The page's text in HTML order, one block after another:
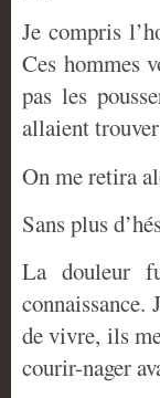
Je compris
Ces hommes
pas les
allaient
On me retira
Sans plus
La douleur
de vivre, ils
courir-nager